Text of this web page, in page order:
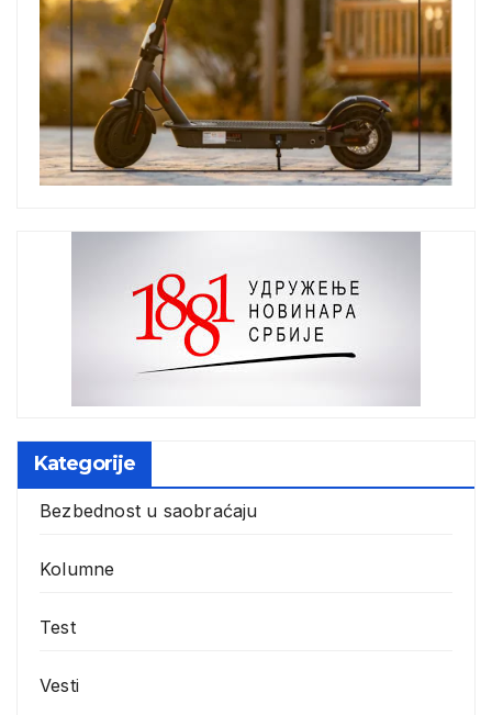
Kategorije
Bezbednost u saobraćaju
Kolumne
Test
Vesti